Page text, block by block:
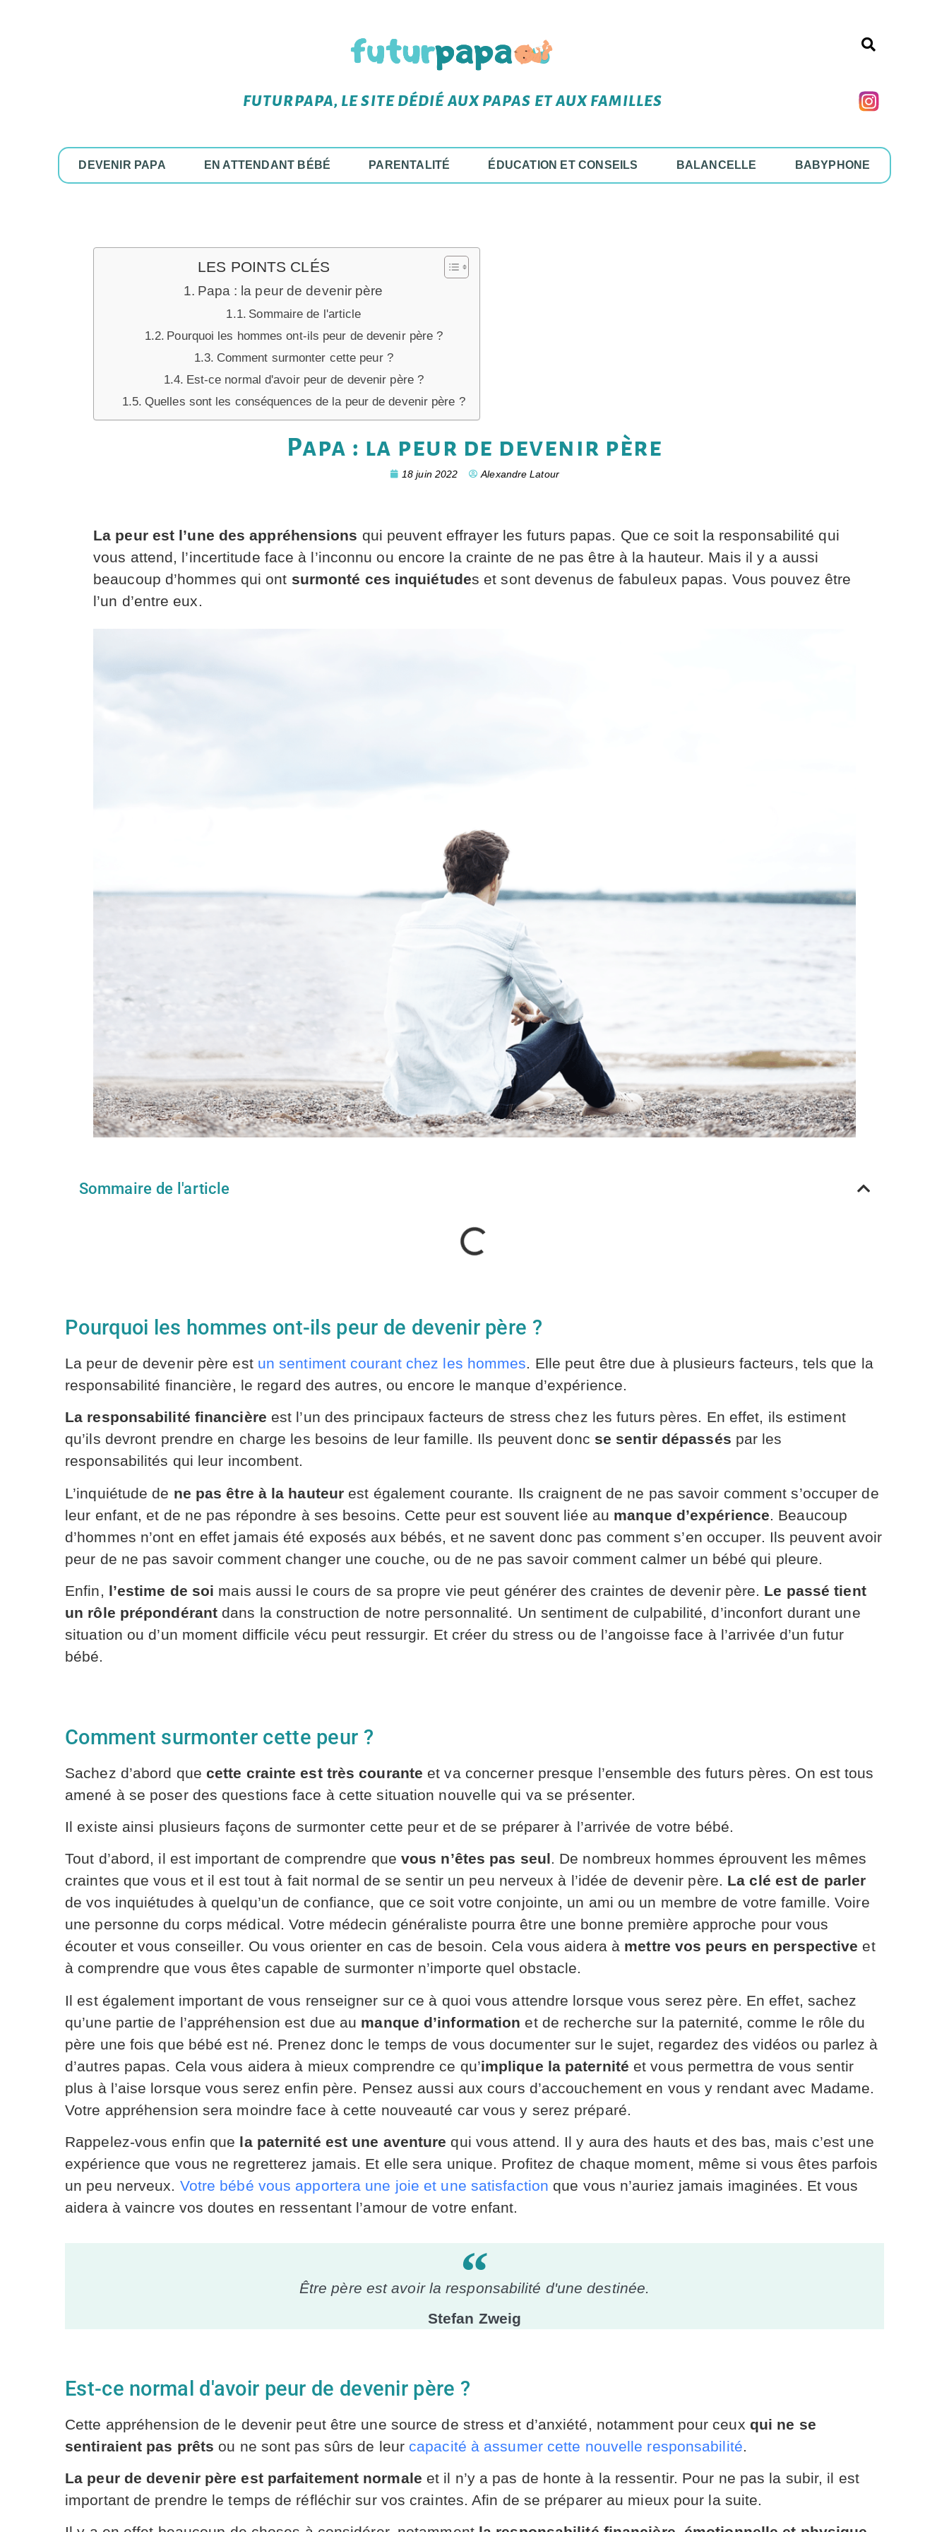
FUTURPAPA, LE SITE DÉDIÉ AUX PAPAS ET AUX FAMILLES
DEVENIR PAPA EN ATTENDANT BÉBÉ PARENTALITÉ ÉDUCATION ET CONSEILS BALANCELLE BABYPHONE
LES POINTS CLÉS
Papa : la peur de devenir père
Sommaire de l'article
Pourquoi les hommes ont-ils peur de devenir père ?
Comment surmonter cette peur ?
Est-ce normal d'avoir peur de devenir père ?
Quelles sont les conséquences de la peur de devenir père ?
Papa : la peur de devenir père
18 juin 2022 Alexandre Latour
La peur est l’une des appréhensions qui peuvent effrayer les futurs papas. Que ce soit la responsabilité qui
vous attend, l’incertitude face à l’inconnu ou encore la crainte de ne pas être à la hauteur. Mais il y a aussi
beaucoup d’hommes qui ont surmonté ces inquiétudes et sont devenus de fabuleux papas. Vous pouvez être
l’un d’entre eux.
Sommaire de l'article
Pourquoi les hommes ont-ils peur de devenir père ?
La peur de devenir père est un sentiment courant chez les hommes. Elle peut être due à plusieurs facteurs, tels que la
responsabilité financière, le regard des autres, ou encore le manque d’expérience.
La responsabilité financière est l’un des principaux facteurs de stress chez les futurs pères. En effet, ils estiment
qu’ils devront prendre en charge les besoins de leur famille. Ils peuvent donc se sentir dépassés par les
responsabilités qui leur incombent.
L’inquiétude de ne pas être à la hauteur est également courante. Ils craignent de ne pas savoir comment s’occuper de
leur enfant, et de ne pas répondre à ses besoins. Cette peur est souvent liée au manque d’expérience. Beaucoup
d’hommes n’ont en effet jamais été exposés aux bébés, et ne savent donc pas comment s’en occuper. Ils peuvent avoir
peur de ne pas savoir comment changer une couche, ou de ne pas savoir comment calmer un bébé qui pleure.
Enfin, l’estime de soi mais aussi le cours de sa propre vie peut générer des craintes de devenir père. Le passé tient
un rôle prépondérant dans la construction de notre personnalité. Un sentiment de culpabilité, d’inconfort durant une
situation ou d’un moment difficile vécu peut ressurgir. Et créer du stress ou de l’angoisse face à l’arrivée d’un futur
bébé.
Comment surmonter cette peur ?
Sachez d’abord que cette crainte est très courante et va concerner presque l’ensemble des futurs pères. On est tous
amené à se poser des questions face à cette situation nouvelle qui va se présenter.
Il existe ainsi plusieurs façons de surmonter cette peur et de se préparer à l’arrivée de votre bébé.
Tout d’abord, il est important de comprendre que vous n’êtes pas seul. De nombreux hommes éprouvent les mêmes
craintes que vous et il est tout à fait normal de se sentir un peu nerveux à l’idée de devenir père. La clé est de parler
de vos inquiétudes à quelqu’un de confiance, que ce soit votre conjointe, un ami ou un membre de votre famille. Voire
une personne du corps médical. Votre médecin généraliste pourra être une bonne première approche pour vous
écouter et vous conseiller. Ou vous orienter en cas de besoin. Cela vous aidera à mettre vos peurs en perspective et
à comprendre que vous êtes capable de surmonter n’importe quel obstacle.
Il est également important de vous renseigner sur ce à quoi vous attendre lorsque vous serez père. En effet, sachez
qu’une partie de l’appréhension est due au manque d’information et de recherche sur la paternité, comme le rôle du
père une fois que bébé est né. Prenez donc le temps de vous documenter sur le sujet, regardez des vidéos ou parlez à
d’autres papas. Cela vous aidera à mieux comprendre ce qu’implique la paternité et vous permettra de vous sentir
plus à l’aise lorsque vous serez enfin père. Pensez aussi aux cours d’accouchement en vous y rendant avec Madame.
Votre appréhension sera moindre face à cette nouveauté car vous y serez préparé.
Rappelez-vous enfin que la paternité est une aventure qui vous attend. Il y aura des hauts et des bas, mais c’est une
expérience que vous ne regretterez jamais. Et elle sera unique. Profitez de chaque moment, même si vous êtes parfois
un peu nerveux. Votre bébé vous apportera une joie et une satisfaction que vous n’auriez jamais imaginées. Et vous
aidera à vaincre vos doutes en ressentant l’amour de votre enfant.
Être père est avoir la responsabilité d'une destinée.
Stefan Zweig
Est-ce normal d'avoir peur de devenir père ?
Cette appréhension de le devenir peut être une source de stress et d’anxiété, notamment pour ceux qui ne se
sentiraient pas prêts ou ne sont pas sûrs de leur capacité à assumer cette nouvelle responsabilité
La peur de devenir père est parfaitement normale et il n’y a pas de honte à la ressentir. Pour ne pas la subir, il est
important de prendre le temps de réfléchir sur vos craintes. Afin de se préparer au mieux pour la suite.